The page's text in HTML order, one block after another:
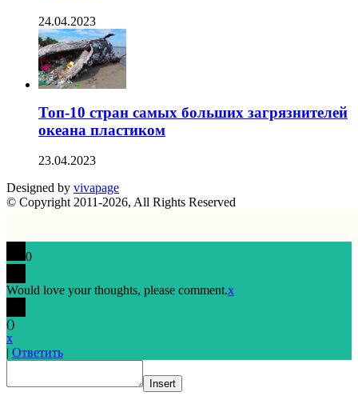
24.04.2023
Топ-10 стран самых больших загрязнителей
океана пластиком
23.04.2023
Designed by vivapage
© Copyright 2011-2026, All Rights Reserved
0
Would love your thoughts, please comment.x
()
x
| Ответить
Insert